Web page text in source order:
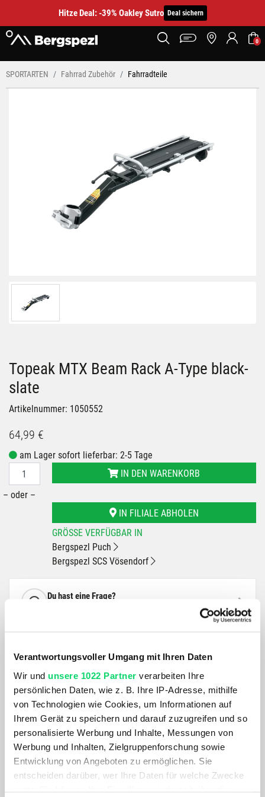
Verantwortungsvoller Umgang mit Ihren Daten
Wir und unsere 1022 Partner verarbeiten Ihre
persönlichen Daten, wie z. B. Ihre IP-Adresse, mithilfe
von Technologien wie Cookies, um Informationen auf
Ihrem Gerät zu speichern und darauf zuzugreifen und so
personalisierte Werbung und Inhalte, Messungen von
Werbung und Inhalten, Zielgruppenforschung sowie
Entwicklung von Angeboten zu ermöglichen. Sie
entscheiden darüber, wer Ihre Daten für welche Zwecke
Hitze Deal: -39% Oakley Sutro Deal sichern
0
SPORTARTEN Fahrrad Zubehör Fahrradteile
Topeak MTX Beam Rack A-Type black-
slate
Artikelnummer: 1050552
64,99 €
am Lager sofort lieferbar: 2-5 Tage
IN DEN WARENKORB
– oder –
IN FILIALE ABHOLEN
GRÖSSE VERFÜGBAR IN
Bergspezl Puch
Bergspezl SCS Vösendorf
Du hast eine Frage?
Für Rahmengrößen XS / S. Speziell für Mountainbikes oder
den anspruchsvollen Commuter-Einsatz enwickelt. Der
Gepäckträger lässt sich dank des
Schnellspannmechanismus sicher und kinderleicht
befestigen. 9 kg maximale Belastung. Kompatibel mit allen
Topeak MTX TrunkBags. Inklusive zwei Spanngummis und
Reflektor.